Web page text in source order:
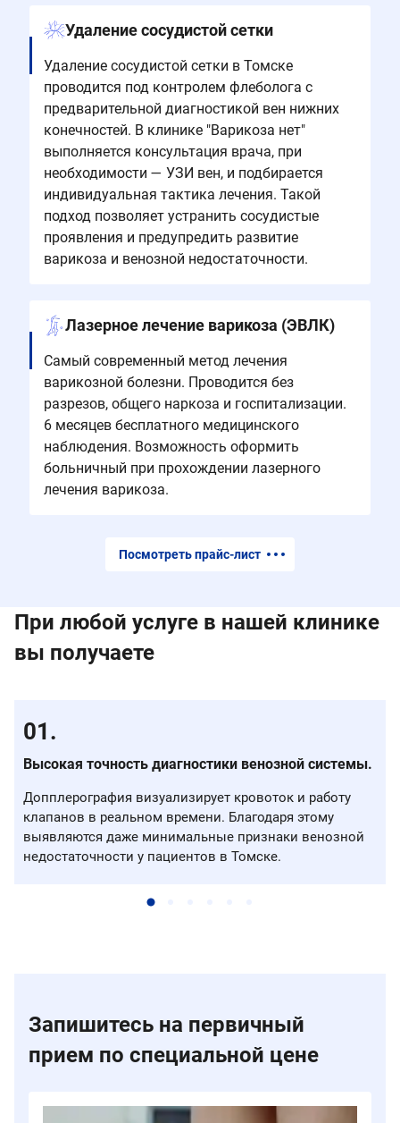
Удаление сосудистой сетки
Удаление сосудистой сетки в Томске
проводится под контролем флеболога с
предварительной диагностикой вен нижних
конечностей. В клинике "Варикоза нет"
выполняется консультация врача, при
необходимости — УЗИ вен, и подбирается
индивидуальная тактика лечения. Такой
подход позволяет устранить сосудистые
проявления и предупредить развитие
варикоза и венозной недостаточности.
Лазерное лечение варикоза (ЭВЛК)
Самый современный метод лечения
варикозной болезни. Проводится без
разрезов, общего наркоза и госпитализации.
6 месяцев бесплатного медицинского
наблюдения. Возможность оформить
больничный при прохождении лазерного
лечения варикоза.
Посмотреть прайс-лист
При любой услуге в нашей клинике
вы получаете
Высокая точность диагностики венозной системы.
Допплерография визуализирует кровоток и работу
клапанов в реальном времени. Благодаря этому
выявляются даже минимальные признаки венозной
недостаточности у пациентов в Томске.
Запишитесь на первичный
прием по специальной цене